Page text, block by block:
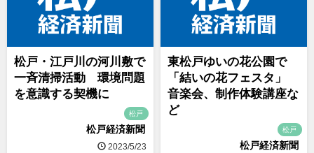
松戸・江戸川の河川敷で
一斉清掃活動 環境問題
を意識する契機に
松戸
松戸経済新聞
2023/5/23
東松戸ゆいの花公園で
「結いの花フェスタ」
音楽会、制作体験講座な
ど
松戸
松戸経済新聞